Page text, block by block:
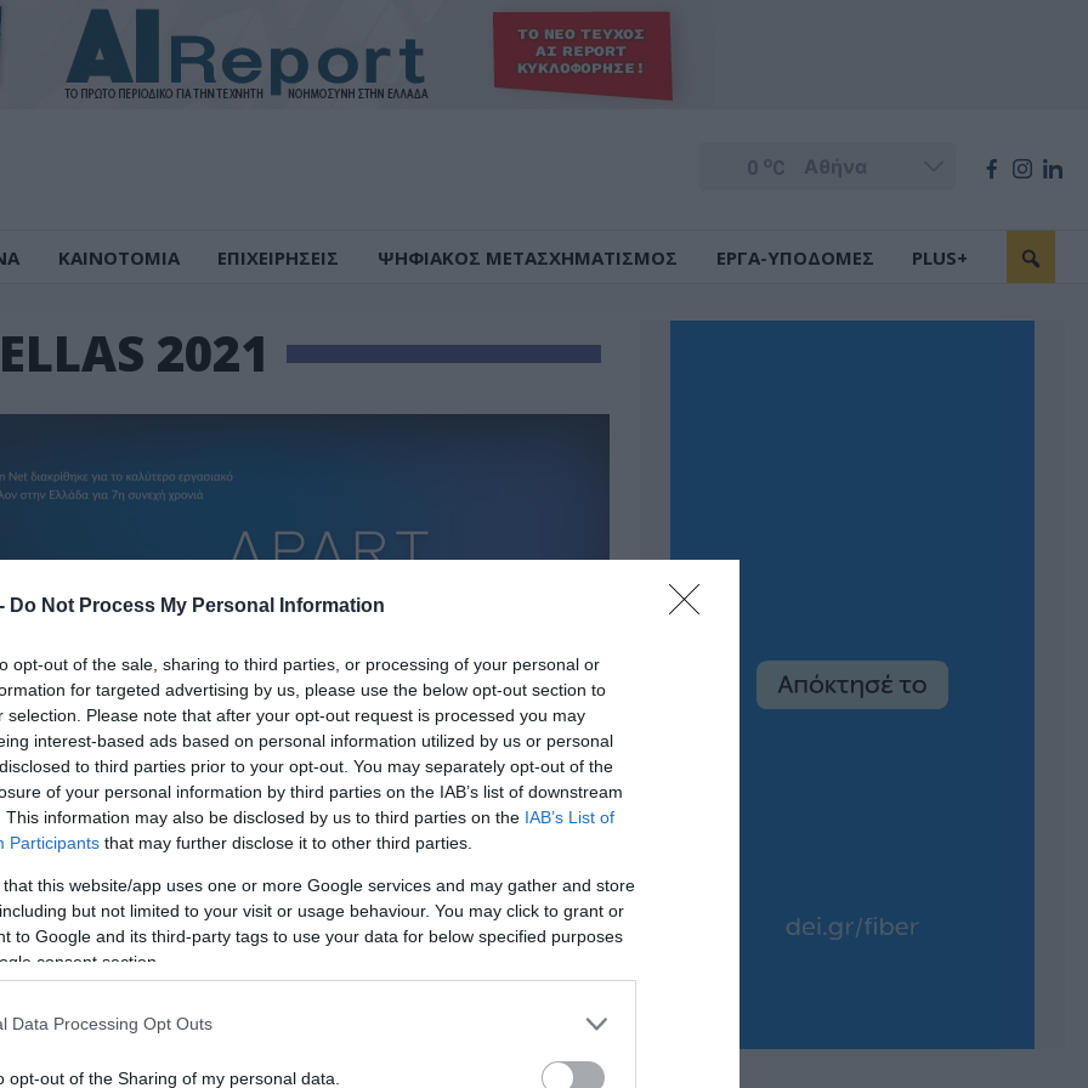
Do Not Process My Personal Information
opt-out of the sale, sharing to third parties, or processing of your personal or
for targeted advertising by us, please use the below opt-out section to
selection. Please note that after your opt-out request is processed you may
interest-based ads based on personal information utilized by us or personal
to third parties prior to your opt-out. You may separately opt-out of the
of your personal information by third parties on the IAB’s list of downstream
This information may also be disclosed by us to third parties on the IAB’s List of
Participants that may further disclose it to other third parties.
that this website/app uses one or more Google services and may gather and store
but not limited to your visit or usage behaviour. You may click to grant or
to Google and its third-party tags to use your data for below specified purposes
consent section.
Data Processing Opt Outs
opt-out of the Sharing of my personal data.
0 oC
ΚΑΙΝΟΤΟΜΙΑ ΕΠΙΧΕΙΡΗΣΕΙΣ ΨΗΦΙΑΚΟΣ ΜΕΤΑΣΧΗΜΑΤΙΣΜΟΣ ΕΡΓΑ-ΥΠΟΔΟΜΕΣ PLUS+
2021